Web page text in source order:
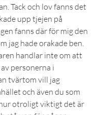
Tack och lov fanns det
upp tjejen på
fanns där för mig den
jag hade orakade ben.
handlar inte om att
personerna i
tvärtom vill jag
och även du som
otroligt viktigt det är